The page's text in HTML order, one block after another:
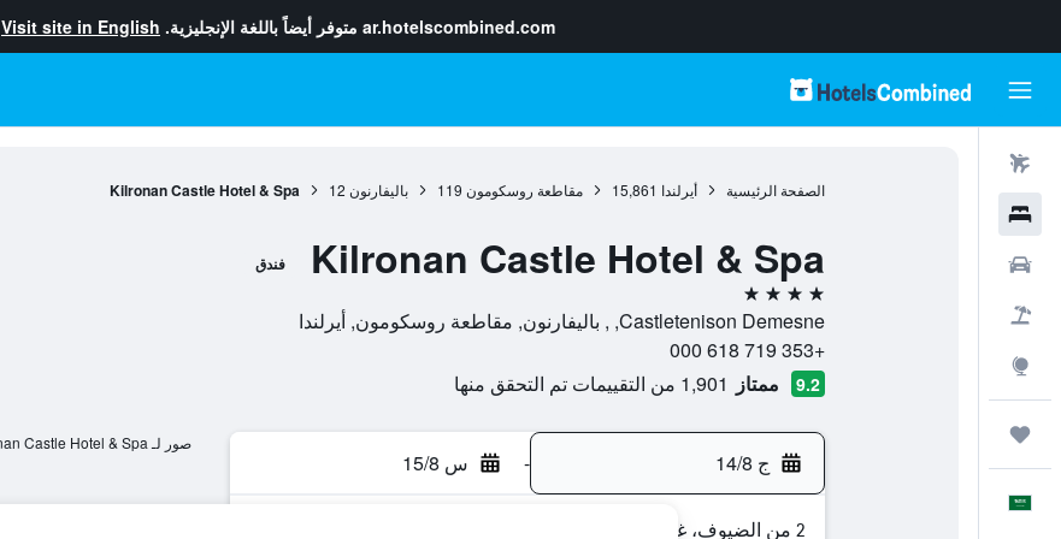
ar.hotelscombined.com متوفر أيضاً باللغة الإنجليزية. Visit site in English
الصفحة الرئيسية أيرلندا 15,861 مقاطعة روسكومون 119 باليفارنون 12
Kilronan Castle Hotel & Spa
Kilronan Castle Hotel & Spa فندق
4 نجوم
Castletenison Demesne, , باليفارنون, مقاطعة روسكومون, أيرلندا
+353 719 618 000
9.2 ممتاز 1,901 من التقييمات تم التحقق منها
ج 14/8 - س 15/8
2 من الضيوف، غرفة واحدة
صور لـ Kilronan Castle Hotel & Spa